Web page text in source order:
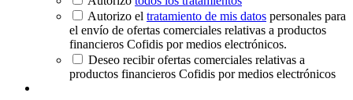
Autorizo el tratamiento de mis datos personales para
el envío de ofertas comerciales relativas a productos
financieros Cofidis por medios electrónicos.
Deseo recibir ofertas comerciales relativas a
productos financieros Cofidis por medios electrónicos